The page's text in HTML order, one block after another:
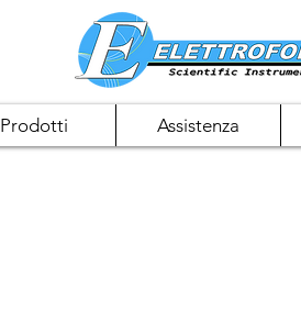
Prodotti Assistenza